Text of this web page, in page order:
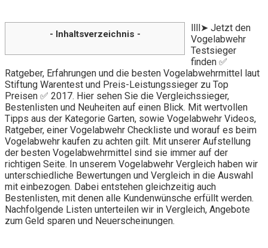
- Inhaltsverzeichnis -
llll➤ Jetzt den
Vogelabwehr
Testsieger
finden ✅
Ratgeber, Erfahrungen und die besten Vogelabwehrmittel laut
Stiftung Warentest und Preis-Leistungssieger zu Top
Preisen ✅ 2017. Hier sehen Sie die Vergleichssieger,
Bestenlisten und Neuheiten auf einen Blick. Mit wertvollen
Tipps aus der Kategorie Garten, sowie Vogelabwehr Videos,
Ratgeber, einer Vogelabwehr Checkliste und worauf es beim
Vogelabwehr kaufen zu achten gilt. Mit unserer Aufstellung
der besten Vogelabwehrmittel sind sie immer auf der
richtigen Seite. In unserem Vogelabwehr Vergleich haben wir
unterschiedliche Bewertungen und Vergleich in die Auswahl
mit einbezogen. Dabei entstehen gleichzeitig auch
Bestenlisten, mit denen alle Kundenwünsche erfüllt werden.
Nachfolgende Listen unterteilen wir in Vergleich, Angebote
zum Geld sparen und Neuerscheinungen.